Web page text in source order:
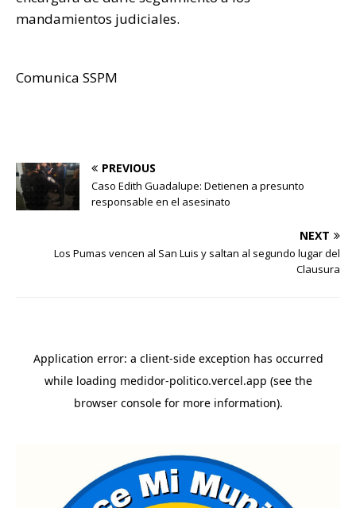
mandamientos judiciales.
Comunica SSPM
PREVIOUS
Caso Edith Guadalupe: Detienen a presunto
responsable en el asesinato
NEXT
Los Pumas vencen al San Luis y saltan al segundo lugar del
Clausura